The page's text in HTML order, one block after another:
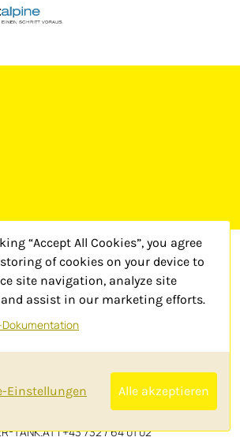
Rechtliches
AGB
TANK.AT|+43 732 / 64 01 02
“Accept All Cookies”, you agree
of cookies on your device to
site navigation, analyze site
and assist in our marketing efforts.
Einstellungen Alle akzeptieren